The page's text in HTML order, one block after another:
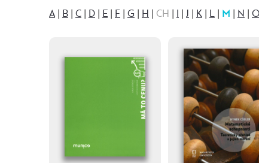
A B C D E F G H CH J K L M N O